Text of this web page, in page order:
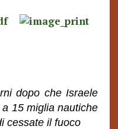
dopo che Israele
15 miglia nautiche
cessate il fuoco